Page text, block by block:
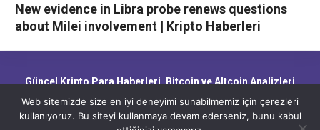
New evidence in Libra probe renews questions
about Milei involvement | Kripto Haberleri
Güncel Kripto Para Haberleri, Bitcoin ve Altcoin Analizleri,
Blockchain Gelişmeleri ve Piyasa Trendleri
Web sitemizde size en iyi deneyimi sunabilmemiz için çerezleri
kullanıyoruz. Bu siteyi kullanmaya devam ederseniz, bunu kabul